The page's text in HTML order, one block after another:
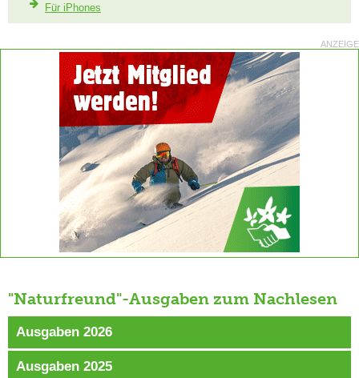
Für iPhones
ANZEIGE
"Naturfreund"-Ausgaben zum Nachlesen
Ausgaben 2026
Ausgaben 2025